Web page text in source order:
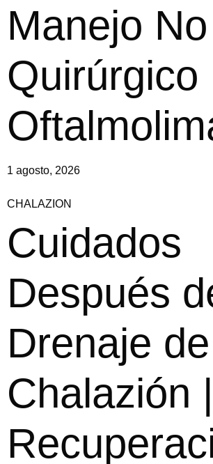
Manejo No
Quirúrgico
1 agosto, 2026
CHALAZION
Cuidados
Después
Drenaje
Chalazión |